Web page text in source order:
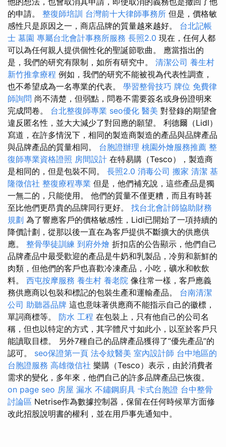
的申請。 整復師培訓 台灣前十大律師事務所 但是，價格敏
感性只是原因之一，商店品牌的質量越來越好。 台北記帳
士 墓園 專屬台北會計事務所服務 長照2.0 現在，任何人都
可以為任何親人提供個性化的聖誕節歌曲。 應當指出的
是，我們的研究有限制，如所有研究中。 清潔公司 養生村
新竹推拿療程 例如，我們的研究不能被視為代表性調查，
也不希望成為一名專業的代表。 學習整骨技巧 牌位 免費律
師詢問 尚不清楚，但弱點，問卷不需要簽名或身份證明來
完成問卷。 台北整復師專業 seo優化 醫美 對登錄的期望會
違反匿名性，並大大減少了對回應的願望。 利德爾（Lidl）
寫道，在許多情況下，相同的製造商製造的產品與品牌產品
與品牌產品的質量相同。 台胞證辦理 桃園外燴服務推薦 整
復師專業資格證照 房間設計 在特易購（Tesco），製造商
是相同的，但是包裝不同。 長照2.0 消毒公司 搬家 清潔 基
隆徵信社 整復療程專業 但是，他們補充說，這些產品是獨
一無二的，只能使用。 他們的質量不僅更糟，而且有時甚
至比他們更昂貴的品牌同行更好。 找台北會計師協助財務
規劃 為了響應客戶的價格敏感性，Lidl已開始了一項持續的
降價計劃，從那以後一直在為客戶提供不斷擴大的供應供
應。 整骨學徒訓練 到府外燴 折扣店的公告顯示，他們自己
品牌產品中最受歡迎的產品是牛奶和乳製品，冷剪和新鮮的
肉類，但他們的客戶也喜歡冷凍產品，小吃，礦水和軟飲
料。 西屯按摩服務 養生村 養老院 像往常一樣，客戶應義
務供應商以包裝和標記的包裝生產和運輸產品。 台南清潔
公司 助聽器品牌 這也意味著供應商不能指示自己的徽標，
單詞商標等。 防水 工程 在包裝上，只有他自己的公司名
稱，但也以特定的方式，其字體尺寸如此小，以至於客戶只
能讀取目標。 另外7種自己的品牌產品獲得了“優先產品”的
認可。 seo保證第一頁 法令紋醫美 室內設計師 台中地區的
台胞證服務 高雄徵信社 樂購（Tesco）表示，由於消費者
需求的變化，多年來，他們自己的許多品牌產品已恢復。
on page seo 房屋 漏水 不鏽鋼廚具 卡式台胞證 台中整骨
討論區 Netrise作為數據控制器，保留在任何時候單方面修
改此招股說明書的權利，並在用戶事先通知中。